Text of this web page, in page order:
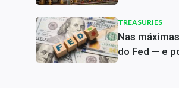
TREASURIES
Nas
do Fed — e